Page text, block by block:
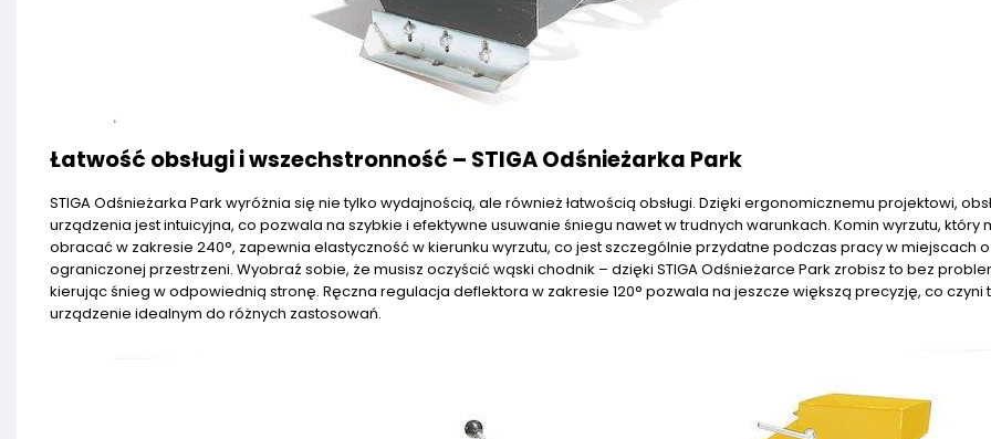
Łatwość obsługi i wszechstronność – STIGA Odśnieżarka Park
STIGA Odśnieżarka Park wyróżnia się nie tylko wydajnością, ale również łatwością obsługi. Dzięki ergonomicznemu projektowi,
urządzenia jest intuicyjna, co pozwala na szybkie i efektywne usuwanie śniegu nawet w trudnych warunkach. Komin wyrzutu, który
obracać w zakresie 240°, zapewnia elastyczność w kierunku wyrzutu, co jest szczególnie przydatne podczas pracy w miejscach o
ograniczonej przestrzeni. Wyobraź sobie, że musisz oczyścić wąski chodnik – dzięki STIGA Odśnieżarce Park zrobisz to bez
kierując śnieg w odpowiednią stronę. Ręczna regulacja deflektora w zakresie 120° pozwala na jeszcze większą precyzję, co czyni
urządzenie idealnym do różnych zastosowań.